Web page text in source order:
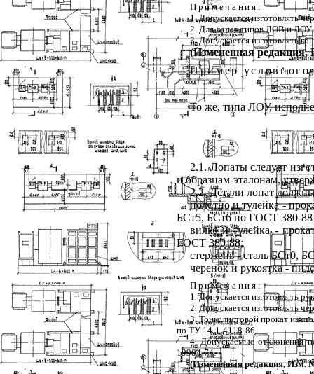
Примечания:
1. Допускается изготовлять
2. Для лопат типов ЛОВ и ЛОУ
3. Допускается изготовлять
(Измененная
Пример условного
То же, типа ЛОУ,
2.1. Лопаты следует
и образцам-эталонам,
2.2. Детали лопат
полотно и тулейка -
БСт5, БСт6 по ГОСТ 380-88
вилка и тулейка -
ГОСТ 380-88;
стержень - сталь БСт0,
черенок и рукоятка -
Примечания:
1. Допускается изготовлять
2. Допускается изготовлять
3. Тонколистовой прокат из
по ТУ 14-1-4118-86.
4. Допускаемые отклонения
19904-74.
(Измененная редакция, Изм.